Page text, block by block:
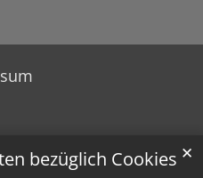
bezüglich Cookies ✕